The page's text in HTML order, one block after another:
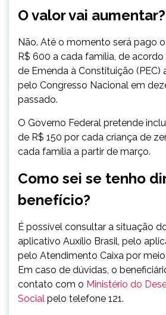
O valor vai aumentar?
Não. Até o momento será pago
R$ 600 a cada família, de
de Emenda à Constituição (PEC)
pelo Congresso Nacional em
passado.
O Governo Federal pretende
de R$ 150 por cada criança de
cada família a partir de março.
Como sei se tenho
benefício?
É possível consultar a situação
aplicativo Auxílio Brasil, pelo
pelo Atendimento Caixa por meio
Em caso de dúvidas, o
contato com o Ministério do
Social pelo telefone 121.